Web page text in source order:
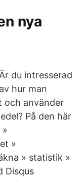
nya
Är du intresserad
av hur man
och använder
På den här
»
» statistik »
Disqus